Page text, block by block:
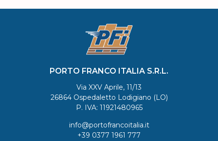
PORTO FRANCO ITALIA S.R.L.
Via XXV Aprile, 11/13
26864 Ospedaletto Lodigiano (LO)
P. IVA: 11921480965
info@portofrancoitalia.it
+39 0377 1961 777